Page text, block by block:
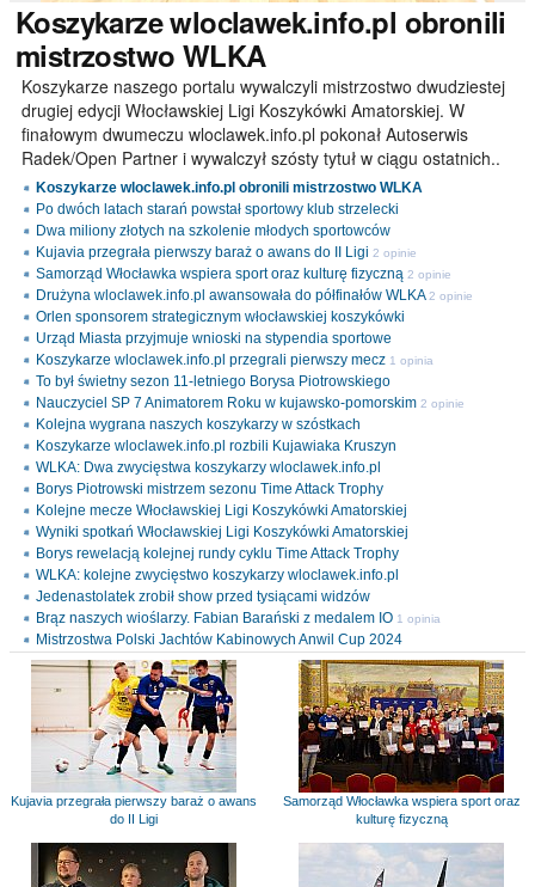
Koszykarzewloclawek.info.pl obronili
mistrzostwo WLKA
Koszykarze naszego portalu wywalczyli mistrzostwo dwudziestej
drugiej edycji Włocławskiej Ligi Koszykówki Amatorskiej. W
finałowym dwumeczu wloclawek.info.pl pokonał Autoserwis
Radek/Open Partner i wywalczył szósty tytuł w ciągu ostatnich..
Koszykarze wloclawek.info.pl obronili mistrzostwo WLKA
Po dwóch latach starań powstał sportowy klub strzelecki
Dwa miliony złotych na szkolenie młodych sportowców
Kujavia przegrała pierwszy baraż o awans do II Ligi 2 opinie
Samorząd Włocławka wspiera sport oraz kulturę fizyczną 2 opinie
Drużyna wloclawek.info.pl awansowała do półfinałów WLKA 2 opinie
Orlen sponsorem strategicznym włocławskiej koszykówki
Urząd Miasta przyjmuje wnioski na stypendia sportowe
Koszykarze wloclawek.info.pl przegrali pierwszy mecz 1 opinia
To był świetny sezon 11-letniego Borysa Piotrowskiego
Nauczyciel SP 7 Animatorem Roku w kujawsko-pomorskim 2 opinie
Kolejna wygrana naszych koszykarzy w szóstkach
Koszykarze wloclawek.info.pl rozbili Kujawiaka Kruszyn
WLKA: Dwa zwycięstwa koszykarzy wloclawek.info.pl
Borys Piotrowski mistrzem sezonu Time Attack Trophy
Kolejne mecze Włocławskiej Ligi Koszykówki Amatorskiej
Wyniki spotkań Włocławskiej Ligi Koszykówki Amatorskiej
Borys rewelacją kolejnej rundy cyklu Time Attack Trophy
WLKA: kolejne zwycięstwo koszykarzy wloclawek.info.pl
Jedenastolatek zrobił show przed tysiącami widzów
Brąz naszych wioślarzy. Fabian Barański z medalem IO 1 opinia
Mistrzostwa Polski Jachtów Kabinowych Anwil Cup 2024
Kujavia przegrała pierwszy baraż o awans
do II Ligi
Samorząd Włocławka wspiera sport oraz
kulturę fizyczną